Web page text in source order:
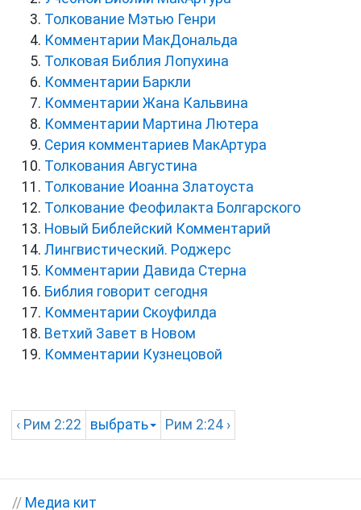
Толкование Мэтью Генри
Комментарии МакДональда
Толковая Библия Лопухина
Комментарии Баркли
Комментарии Жана Кальвина
Комментарии Мартина Лютера
Серия комментариев МакАртура
Толкования Августина
Толкование Иоанна Златоуста
Толкование Феофилакта Болгарского
Новый Библейский Комментарий
Лингвистический. Роджерс
Комментарии Давида Стерна
Библия говорит сегодня
Комментарии Скоуфилда
Ветхий Завет в Новом
Комментарии Кузнецовой
‹ Рим 2:22 выбрать Рим 2:24 ›
// Медиа кит